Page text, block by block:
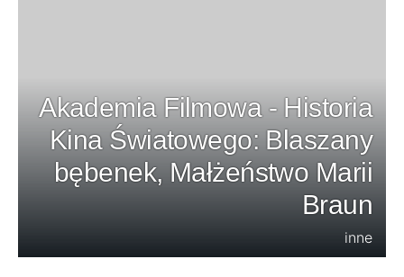
Akademia Filmowa - Historia
Kina Światowego: Blaszany
bębenek, Małżeństwo Marii
Braun
inne